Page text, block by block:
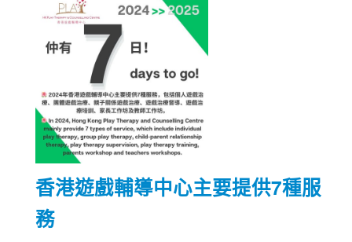
香港遊戲輔導中心主要提供7種服
務